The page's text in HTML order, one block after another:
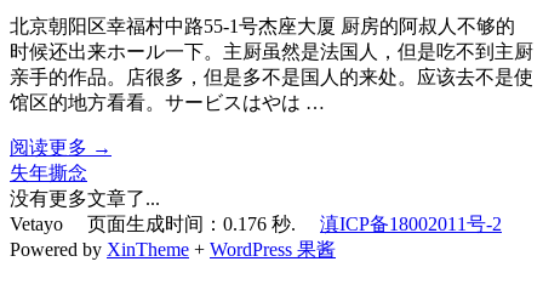
北京朝阳区幸福村中路55-1号杰座大厦 厨房的阿叔人不够的
时候还出来ホール一下。主厨虽然是法国人，但是吃不到主厨
亲手的作品。店很多，但是多不是国人的来处。应该去不是使
馆区的地方看看。サービスはやは …
阅读更多 →
失年撕念
没有更多文章了...
Vetayo 页面生成时间：0.176 秒. 滇ICP备18002011号-2
Powered by XinTheme + WordPress 果酱